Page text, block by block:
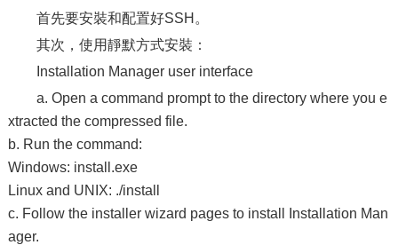
首先要安裝和配置好SSH。
其次，使用靜默方式安裝：
Installation Manager user interface
a. Open a command prompt to the directory where you e
xtracted the compressed file.
b. Run the command:
Windows: install.exe
Linux and UNIX: ./install
c. Follow the installer wizard pages to install Installation Man
ager.